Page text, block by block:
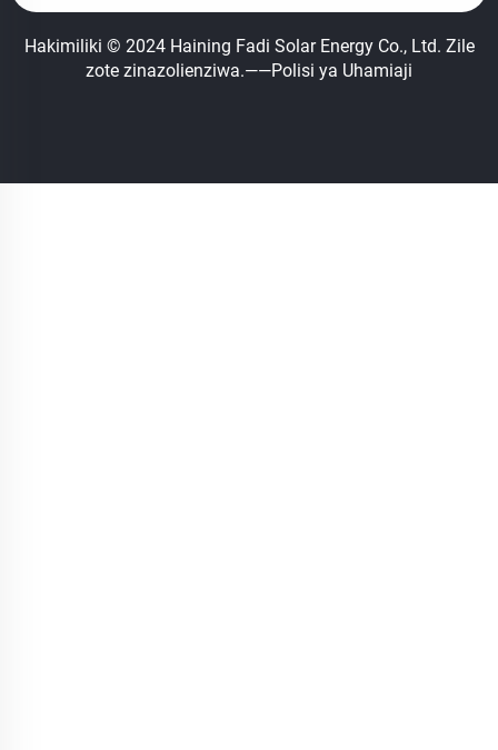
Hakimiliki © 2024 Haining Fadi Solar Energy Co., Ltd. Zile
zote zinazolienziwa.——Polisi ya Uhamiaji